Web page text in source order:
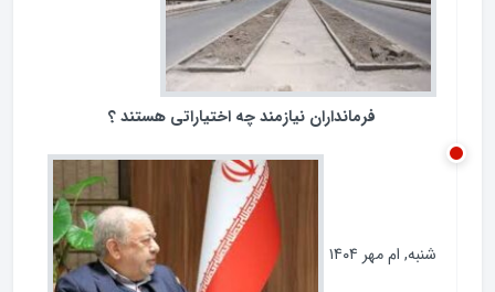
فرمانداران نیازمند چه اختیاراتی هستند ؟